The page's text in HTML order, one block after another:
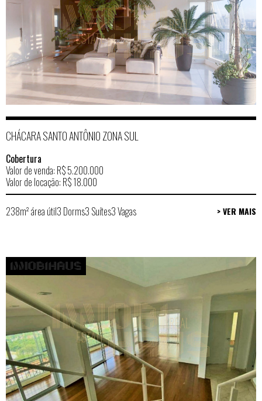
CHÁCARA SANTO ANTÔNIO ZONA SUL
Cobertura
Valor de venda: R$ 5.200.000
Valor de locação: R$ 18.000
238m² área útil3 Dorms3 Suítes3 Vagas > VER MAIS